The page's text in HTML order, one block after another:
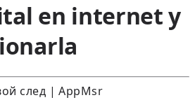
en internet y